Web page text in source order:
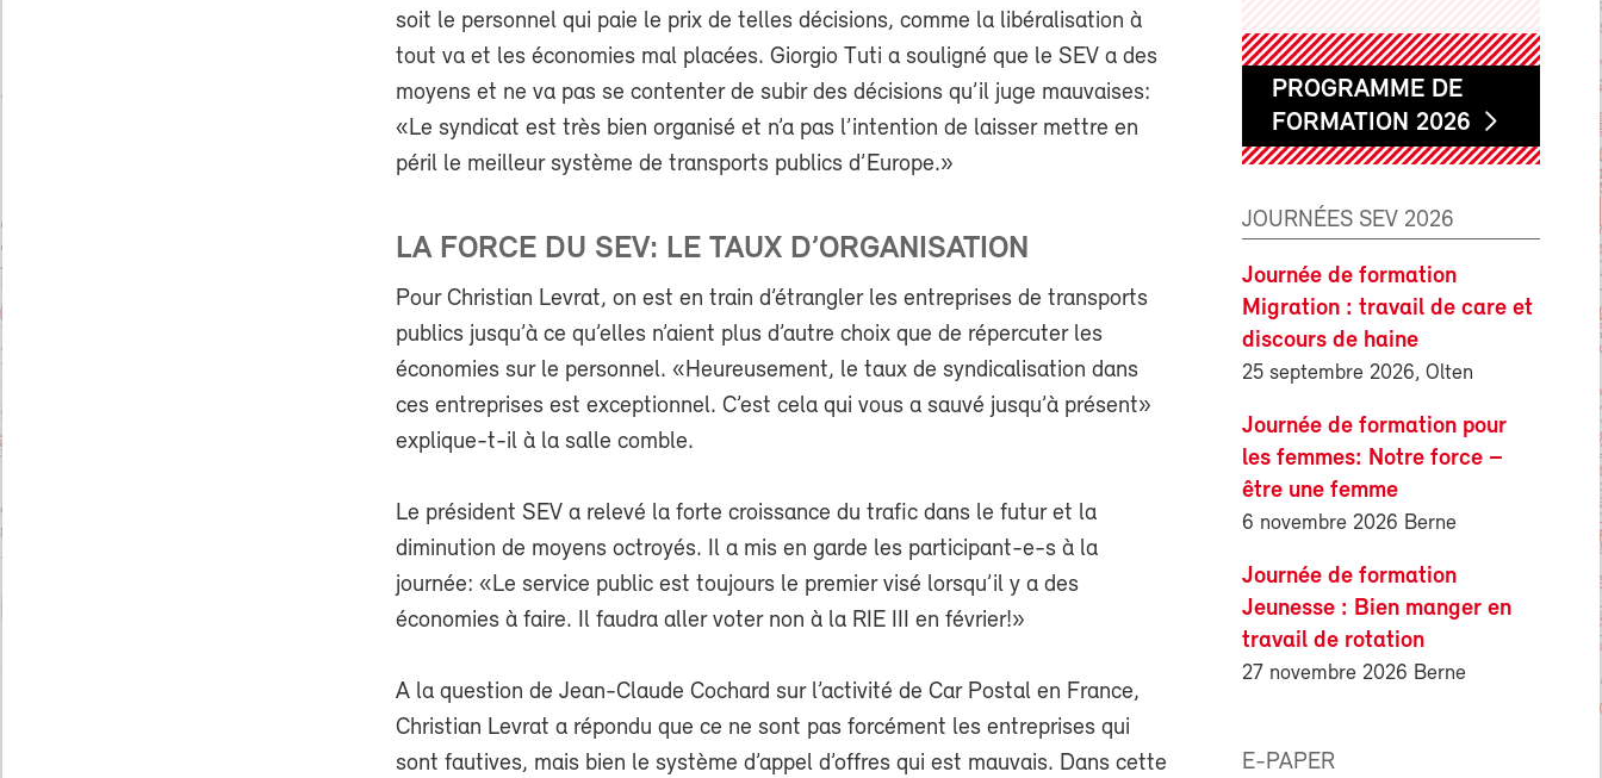
soit le personnel qui paie le prix de telles décisions, comme la libéralisation à
tout va et les économies mal placées. Giorgio Tuti a souligné que le SEV a des
moyens et ne va pas se contenter de subir des décisions qu’il juge mauvaises:
«Le syndicat est très bien organisé et n’a pas l’intention de laisser mettre en
péril le meilleur système de transports publics d’Europe.»
LA FORCE DU SEV: LE TAUX D’ORGANISATION
Pour Christian Levrat, on est en train d’étrangler les entreprises de transports
publics jusqu’à ce qu’elles n’aient plus d’autre choix que de répercuter les
économies sur le personnel. «Heureusement, le taux de syndicalisation dans
ces entreprises est exceptionnel. C’est cela qui vous a sauvé jusqu’à présent»
explique-t-il à la salle comble.
Le président SEV a relevé la forte croissance du trafic dans le futur et la
diminution de moyens octroyés. Il a mis en garde les participant-e-s à la
journée: «Le service public est toujours le premier visé lorsqu’il y a des
économies à faire. Il faudra aller voter non à la RIE III en février!»
A la question de Jean-Claude Cochard sur l’activité de Car Postal en France,
Christian Levrat a répondu que ce ne sont pas forcément les entreprises qui
sont fautives, mais bien le système d’appel d’offres qui est mauvais. Dans cette
PROGRAMME DE
FORMATION 2026
JOURNÉES SEV 2026
Journée de formation
Migration : travail de care et
discours de haine
25 septembre 2026, Olten
Journée de formation pour
les femmes: Notre force –
être une femme
6 novembre 2026 Berne
Journée de formation
Jeunesse : Bien manger en
travail de rotation
27 novembre 2026 Berne
E-PAPER